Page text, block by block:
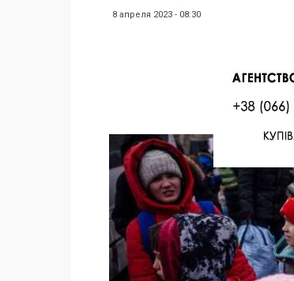
8 апреля 2023 - 08:30
Facebook